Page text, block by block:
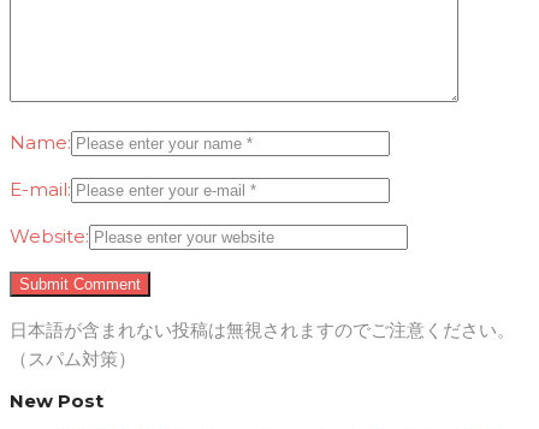
Name:
E-mail:
Website:
日本語が含まれない投稿は無視されますのでご注意ください。
（スパム対策）
New Post